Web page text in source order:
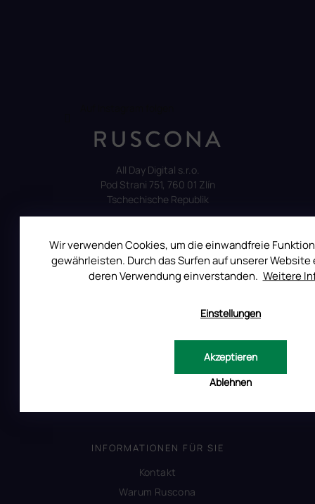
Wir verwenden Cookies, um die einwandfreie
gewährleisten. Durch das Surfen auf unserer Website
deren Verwendung einverstanden. Weitere
Einstellungen
Ablehnen
Akzeptieren
All Day Digital s.r.o.
Pod Strani 751, 760 01 Zlín
Tschechische Republik
ALLES ÜBER DEN EINKAUF
Versandkosten
Allgemeine Geschäftsbedingungen
Datenschutzerklärung
INFORMATIONEN FÜR SIE
Kontakt
Warum Ruscona